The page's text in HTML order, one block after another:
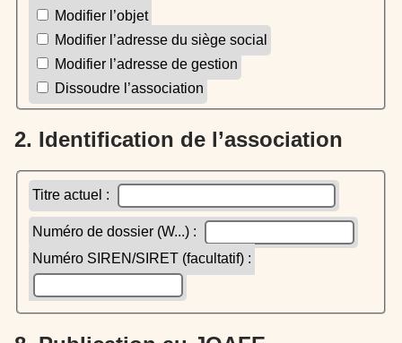
Modifier l’objet
Modifier l’adresse du siège social
Modifier l’adresse de gestion
Dissoudre l’association
2. Identification de l’association
Titre actuel :
Numéro de dossier (W...) :
Numéro SIREN/SIRET (facultatif) :